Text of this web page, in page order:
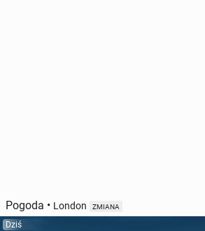
Pogoda • London ZMIANA
Dziś